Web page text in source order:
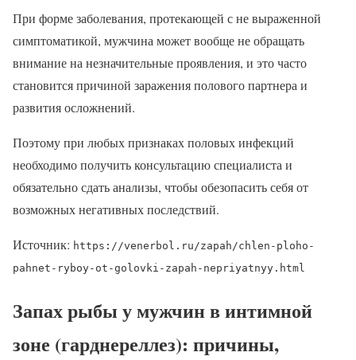
При форме заболевания, протекающей с не выраженной
симптоматикой, мужчина может вообще не обращать
внимание на незначительные проявления, и это часто
становится причиной заражения полового партнера и
развития осложнений.
Поэтому при любых признаках половых инфекций
необходимо получить консультацию специалиста и
обязательно сдать анализы, чтобы обезопасить себя от
возможных негативных последствий.
Источник: https://venerbol.ru/zapah/chlen-ploho-
pahnet-ryboy-ot-golovki-zapah-nepriyatnyy.html
Запах рыбы у мужчин в интимной
зоне (гарднереллез): причины,